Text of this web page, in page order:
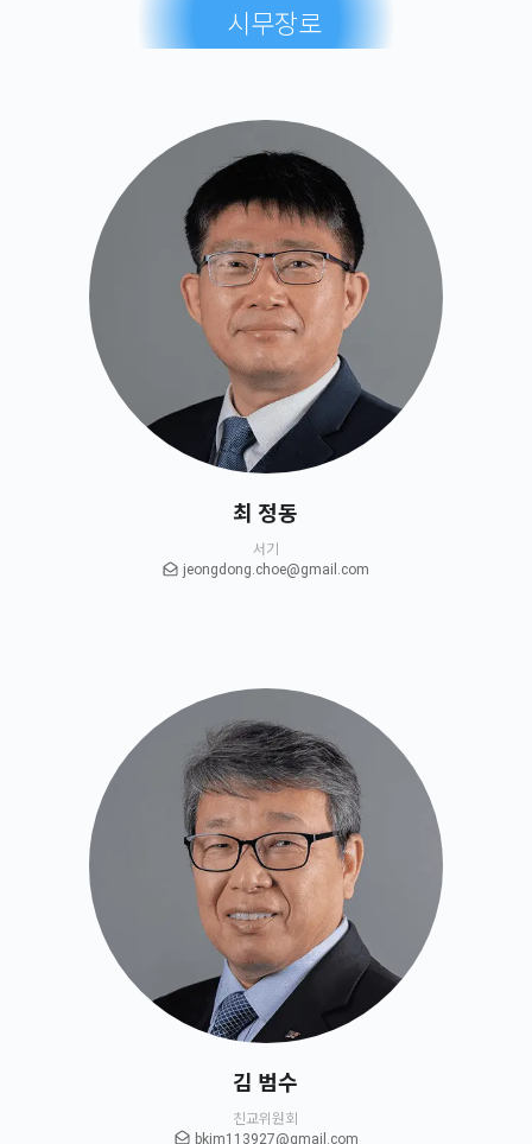
시무장로
최 정동
서기
jeongdong.choe@gmail.com
김 범수
친교위원회
bkim113927@gmail.com